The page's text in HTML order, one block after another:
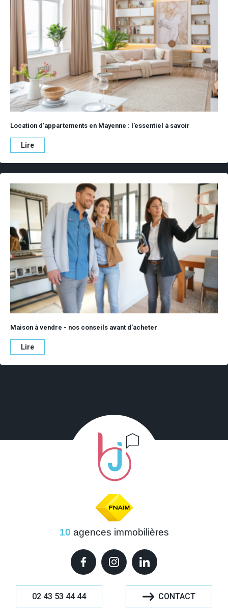
Location d’appartements en Mayenne : l’essentiel à savoir
Lire
Maison à vendre - nos conseils avant d'acheter
Lire
10 agences immobilières
02 43 53 44 44 CONTACT